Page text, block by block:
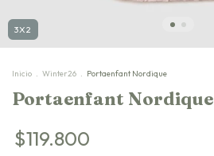
3X2
Inicio Winter26 Portaenfant Nordique
Portaenfant Nordique
$119.800